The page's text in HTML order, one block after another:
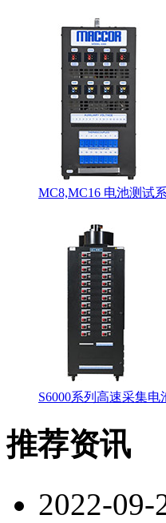
MC8,MC16 电池测试
S6000系列高速采集电
推荐资讯
2022-09-